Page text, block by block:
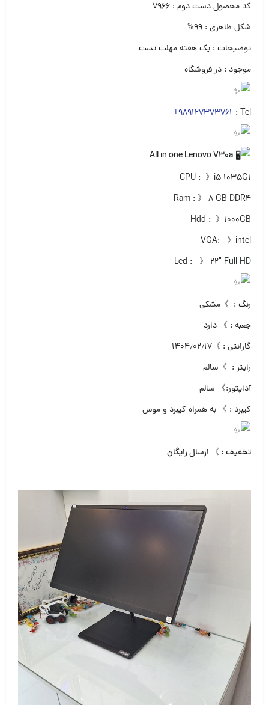
کد محصول دست دوم : ۷۹۶۶
شکل ظاهری : ۹۹%
توضیحات : یک هفته مهلت تست
موجود : در فروشگاه
Tel :
+989127373761
CPU : 》i5-1035G1
Ram : 》 ۸ GB DDR4
Hdd : 》۱۰۰۰GB
VGA: 》intel
Led : 》 ۲۲″ Full HD
رنگ : 》مشکی
جعبه : 》 دارد
گارانتی : 》۱۴۰۴٫۰۲٫۱۷
رایتر : 》سالم
آداپتور:》 سالم
کیبرد : 》 به همراه کیبرد و موس
تخفیف : 》 ارسال رایگان